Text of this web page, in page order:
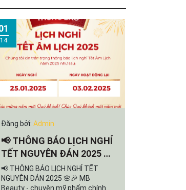
14
Đăng bởi: Admin
📢 THÔNG BÁO LỊCH NGHỈ
TẾT NGUYÊN ĐÁN 2025 🌸
🎉
📢 THÔNG BÁO LỊCH NGHỈ TẾT
NGUYÊN ĐÁN 2025 🌸🎉 MB
Beauty - chuyên mỹ phẩm chính